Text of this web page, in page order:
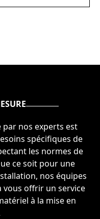
par nos experts est
spécifiques de
les normes de
ce soit pour une
nos équipes
offrir un service
à la mise en